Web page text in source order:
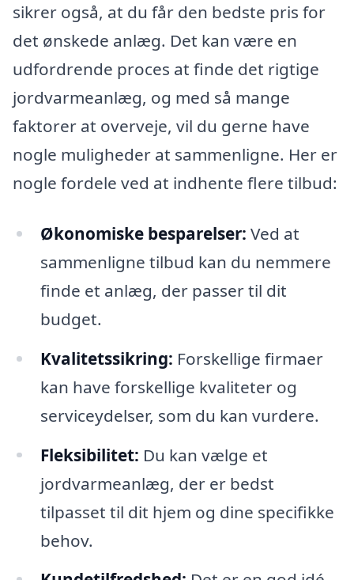
sikrer også, at du får den bedste pris for
det ønskede anlæg. Det kan være en
udfordrende proces at finde det rigtige
jordvarmeanlæg, og med så mange
faktorer at overveje, vil du gerne have
nogle muligheder at sammenligne. Her er
nogle fordele ved at indhente flere tilbud:
Økonomiske besparelser: Ved at
sammenligne tilbud kan du nemmere
finde et anlæg, der passer til dit
budget.
Kvalitetssikring: Forskellige firmaer
kan have forskellige kvaliteter og
serviceydelser, som du kan vurdere.
Fleksibilitet: Du kan vælge et
jordvarmeanlæg, der er bedst
tilpasset til dit hjem og dine specifikke
behov.